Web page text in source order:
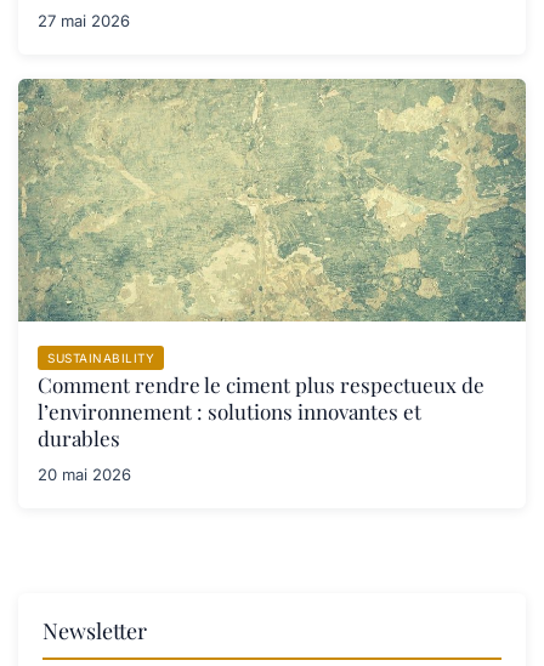
27 mai 2026
SUSTAINABILITY
Comment rendre le ciment plus respectueux de
l’environnement : solutions innovantes et
durables
20 mai 2026
Newsletter